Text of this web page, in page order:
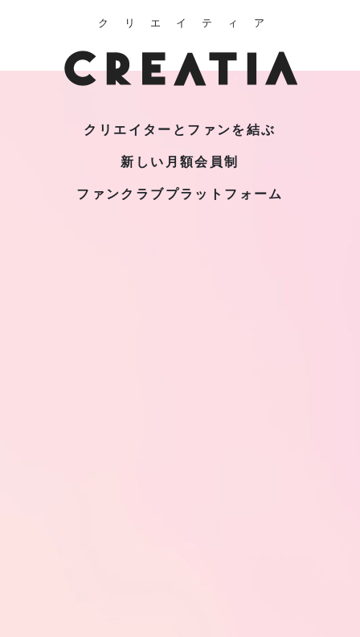
クリエイティア
クリエイターとファンを結ぶ
新しい月額会員制
ファンクラブプラットフォーム